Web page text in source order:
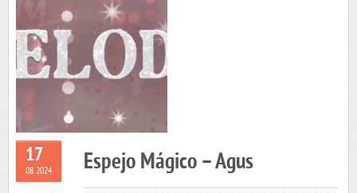
17
08 2024 Espejo Mágico – Agus